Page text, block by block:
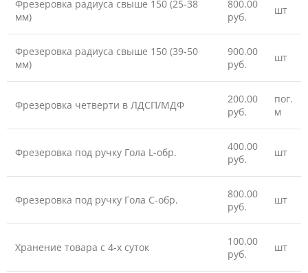
Фрезеровка радиуса свыше 150 (25-38
мм)
800.00
руб.
шт
Фрезеровка радиуса свыше 150 (39-50
мм)
900.00
руб.
шт
Фрезеровка четверти в ЛДСП/МДФ
200.00
руб.
пог.
м
Фрезеровка под ручку Гола L-обр.
400.00
руб.
шт
Фрезеровка под ручку Гола С-обр.
800.00
руб.
шт
Хранение товара с 4-х суток
100.00
руб.
шт